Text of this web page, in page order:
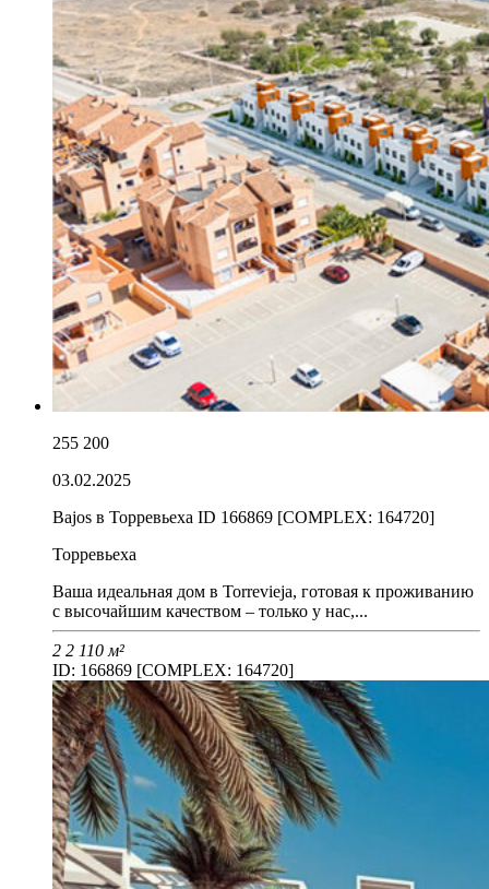
255 200
03.02.2025
Bajos в Торревьеха ID 166869 [COMPLEX: 164720]
Торревьеха
Ваша идеальная дом в Torrevieja, готовая к проживанию
с высочайшим качеством – только у нас,...
2 2 110 м²
ID: 166869 [COMPLEX: 164720]